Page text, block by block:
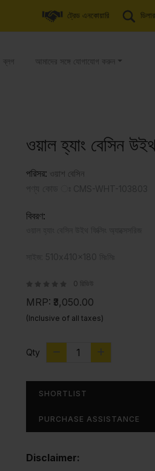
ট্রেড এনকোয়ারি
ব্লগ আমাদের সঙ্গে যোগাযোগ করুন
ওয়াল হ্যাং বেসিন
পরিসর: ওয়াশ বেসিন
বিবরণ:
0 রিভিউ
MRP: ₹3,050.00
(Inclusive of all taxes)
Qty
SHORTLIST
PURCHASE ASSISTANCE
Disclaimer: